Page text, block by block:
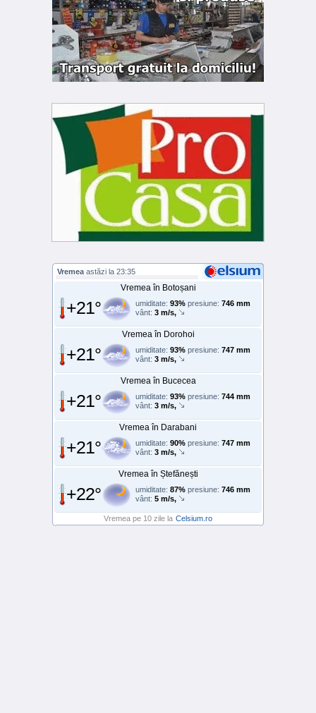
Vremea astăzi la 23:35
Vremea în Botoșani
+21° umiditate: 93% presiune: 746 mm
vânt: 3 m/s,
Vremea în Dorohoi
+21° umiditate: 93% presiune: 747 mm
vânt: 3 m/s,
Vremea în Bucecea
+21° umiditate: 93% presiune: 744 mm
vânt: 3 m/s,
Vremea în Darabani
+21° umiditate: 90% presiune: 747 mm
vânt: 3 m/s,
Vremea în Ștefănești
+22° umiditate: 87% presiune: 746 mm
vânt: 5 m/s,
Vremea pe 10 zile la Celsium.ro